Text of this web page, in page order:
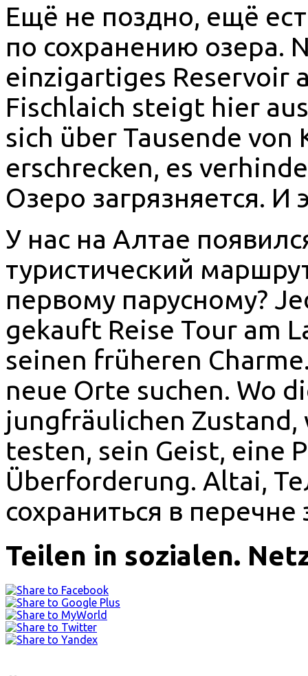
Ещё не поздно, ещё
по сохранению озера.
einzigartiges Reservoir
Fischlaich steigt hier
sich über Tausende
erschrecken, es
Озеро загрязняется. И
У нас на Алтае
туристический
первому парусному?
gekauft Reise Tour am
seinen früheren
neue Orte suchen. Wo
jungfräulichen Zustand,
testen, sein Geist, eine
Überforderung. Altai,
сохраниться в перечне
Teilen in sozialen.